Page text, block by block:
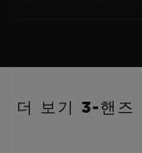
40시간
스트랩
더 보기 3-핸즈